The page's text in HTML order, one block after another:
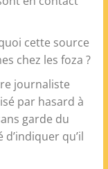
cette source
chez les foza ?
journaliste
par hasard à
garde du
qu’il